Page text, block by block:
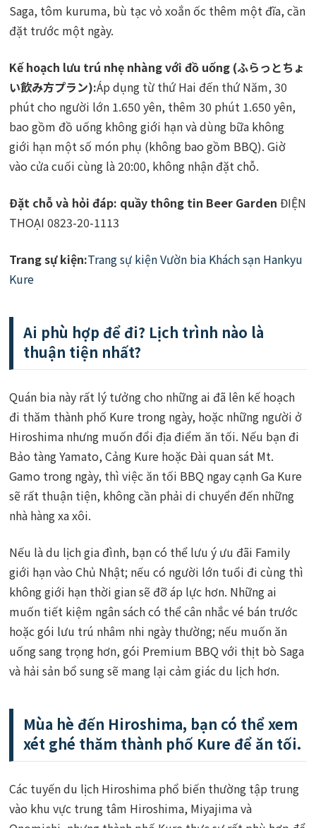
Saga, tôm kuruma, bù tạc vỏ xoắn ốc thêm một đĩa, cần
đặt trước một ngày.
Kế hoạch lưu trú nhẹ nhàng với đồ uống (ふらっとちょ
い飲み方プラン):Áp dụng từ thứ Hai đến thứ Năm, 30
phút cho người lớn 1.650 yên, thêm 30 phút 1.650 yên,
bao gồm đồ uống không giới hạn và dùng bữa không
giới hạn một số món phụ (không bao gồm BBQ). Giờ
vào cửa cuối cùng là 20:00, không nhận đặt chỗ.
Đặt chỗ và hỏi đáp: quầy thông tin Beer Garden ĐIỆN
THOẠI 0823-20-1113
Trang sự kiện:Trang sự kiện Vườn bia Khách sạn Hankyu
Kure
Ai phù hợp để đi? Lịch trình nào là
thuận tiện nhất?
Quán bia này rất lý tưởng cho những ai đã lên kế hoạch
đi thăm thành phố Kure trong ngày, hoặc những người ở
Hiroshima nhưng muốn đổi địa điểm ăn tối. Nếu bạn đi
Bảo tàng Yamato, Cảng Kure hoặc Đài quan sát Mt.
Gamo trong ngày, thì việc ăn tối BBQ ngay cạnh Ga Kure
sẽ rất thuận tiện, không cần phải di chuyển đến những
nhà hàng xa xôi.
Nếu là du lịch gia đình, bạn có thể lưu ý ưu đãi Family
giới hạn vào Chủ Nhật; nếu có người lớn tuổi đi cùng thì
không giới hạn thời gian sẽ đỡ áp lực hơn. Những ai
muốn tiết kiệm ngân sách có thể cân nhắc vé bán trước
hoặc gói lưu trú nhâm nhi ngày thường; nếu muốn ăn
uống sang trọng hơn, gói Premium BBQ với thịt bò Saga
và hải sản bổ sung sẽ mang lại cảm giác du lịch hơn.
Mùa hè đến Hiroshima, bạn có thể xem
xét ghé thăm thành phố Kure để ăn tối.
Các tuyến du lịch Hiroshima phổ biến thường tập trung
vào khu vực trung tâm Hiroshima, Miyajima và